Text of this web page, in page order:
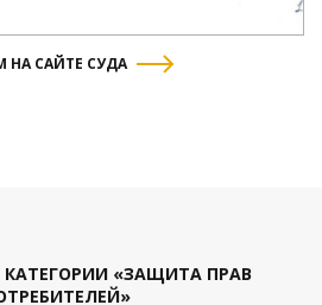
САЙТЕ СУДА
КАТЕГОРИИ «ЗАЩИТА ПРАВ